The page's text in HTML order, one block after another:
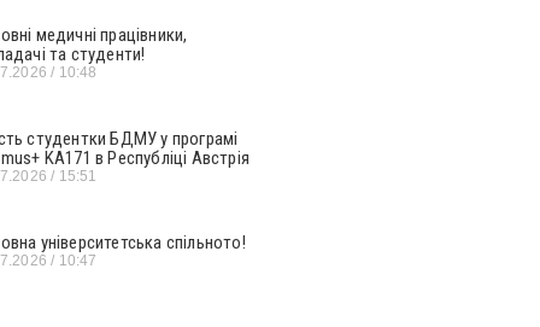
медичні працівники,
та студенти!
10:48
студентки БДМУ у програмі
KA171 в Республіці Австрія
15:51
університетська спільното!
10:47